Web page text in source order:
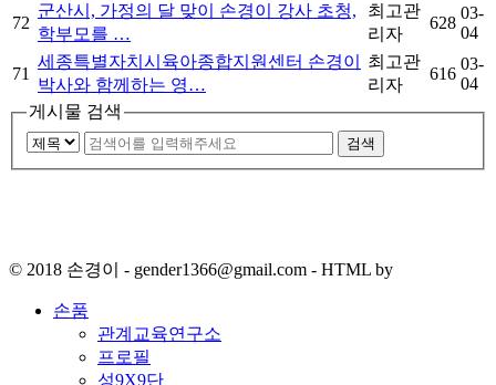
72
군산시, 가정의 달 맞이 손경이 강사 초청,
학부모를 …
최고관
리자
628
03-
04
71
세종특별자치시육아종합지원센터 손경이
박사와 함께하는 영…
최고관
리자
616
03-
04
게시물 검색
검색
© 2018 손경이 - gender1366@gmail.com - HTML by
손품
관계교육연구소
프로필
성9X9단